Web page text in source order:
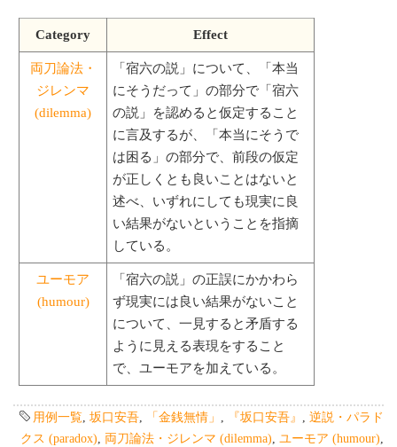
Category Effect
両刀論法・
ジレンマ
(dilemma)
「宿六の説」について、「本当
にそうだって」の部分で「宿六
の説」を認めると仮定すること
に言及するが、「本当にそうで
は困る」の部分で、前段の仮定
が正しくとも良いことはないと
述べ、いずれにしても現実に良
い結果がないということを指摘
している。
ユーモア
(humour)
「宿六の説」の正誤にかかわら
ず現実には良い結果がないこと
について、一見すると矛盾する
ように見える表現をすること
で、ユーモアを加えている。
用例一覧 坂口安吾 「金銭無情」 『坂口安吾』
逆説・パラド
クス (paradox)
両刀論法・ジレンマ (dilemma) ユーモア (humour)